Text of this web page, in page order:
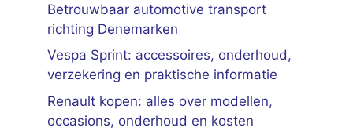
Betrouwbaar automotive transport
richting Denemarken
Vespa Sprint: accessoires, onderhoud,
verzekering en praktische informatie
Renault kopen: alles over modellen,
occasions, onderhoud en kosten